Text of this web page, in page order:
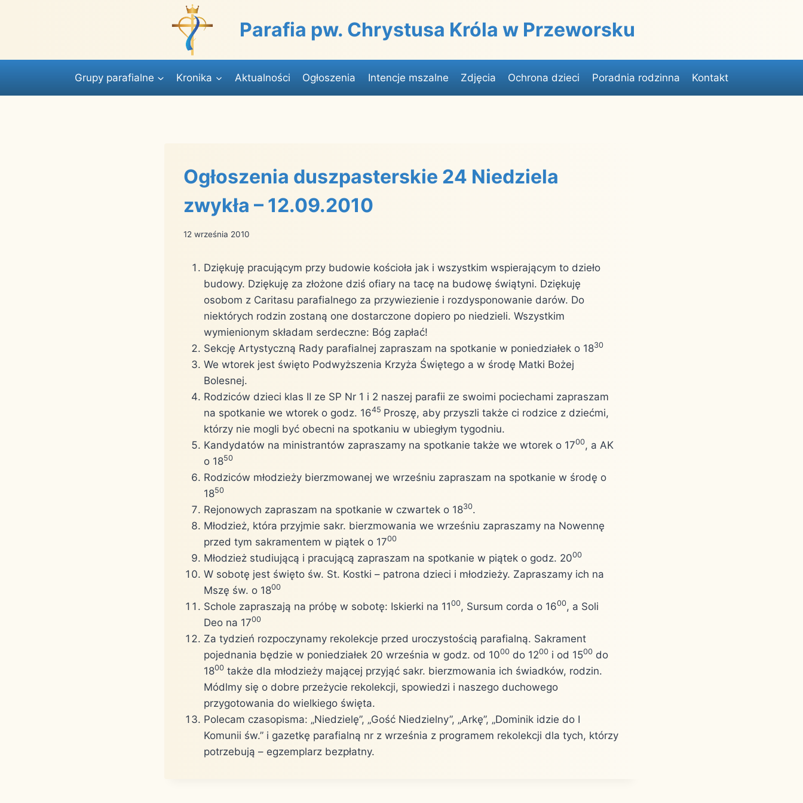
Parafia pw. Chrystusa Króla w Przeworsku
Grupy parafialne Kronika Aktualności Ogłoszenia Intencje mszalne Zdjęcia Ochrona dzieci Poradnia rodzinna Kontakt
Ogłoszenia duszpasterskie 24 Niedziela
zwykła – 12.09.2010
12 września 2010
Dziękuję pracującym przy budowie kościoła jak i wszystkim wspierającym to dzieło
budowy. Dziękuję za złożone dziś ofiary na tacę na budowę świątyni. Dziękuję
osobom z Caritasu parafialnego za przywiezienie i rozdysponowanie darów. Do
niektórych rodzin zostaną one dostarczone dopiero po niedzieli. Wszystkim
wymienionym składam serdeczne: Bóg zapłać!
Sekcję Artystyczną Rady parafialnej zapraszam na spotkanie w poniedziałek o 1830
We wtorek jest święto Podwyższenia Krzyża Świętego a w środę Matki Bożej
Bolesnej.
Rodziców dzieci klas II ze SP Nr 1 i 2 naszej parafii ze swoimi pociechami zapraszam
na spotkanie we wtorek o godz. 1645 Proszę, aby przyszli także ci rodzice z dziećmi,
którzy nie mogli być obecni na spotkaniu w ubiegłym tygodniu.
Kandydatów na ministrantów zapraszamy na spotkanie także we wtorek o 1700, a AK
o 1850
Rodziców młodzieży bierzmowanej we wrześniu zapraszam na spotkanie w środę o
1850
Rejonowych zapraszam na spotkanie w czwartek o 1830.
Młodzież, która przyjmie sakr. bierzmowania we wrześniu zapraszamy na Nowennę
przed tym sakramentem w piątek o 1700
Młodzież studiującą i pracującą zapraszam na spotkanie w piątek o godz. 2000
W sobotę jest święto św. St. Kostki – patrona dzieci i młodzieży. Zapraszamy ich na
Mszę św. o 1800
Schole zapraszają na próbę w sobotę: Iskierki na 1100, Sursum corda o 1600, a Soli
Deo na 1700
Za tydzień rozpoczynamy rekolekcje przed uroczystością parafialną. Sakrament
pojednania będzie w poniedziałek 20 września w godz. od 1000 do 1200 i od 1500 do
1800 także dla młodzieży mającej przyjąć sakr. bierzmowania ich świadków, rodzin.
Módlmy się o dobre przeżycie rekolekcji, spowiedzi i naszego duchowego
przygotowania do wielkiego święta.
Polecam czasopisma: „Niedzielę”, „Gość Niedzielny”, „Arkę”, „Dominik idzie do I
Komunii św.” i gazetkę parafialną nr z września z programem rekolekcji dla tych, którzy
potrzebują – egzemplarz bezpłatny.